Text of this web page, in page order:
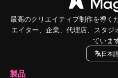
最高のクリエイティブ制作を導く
エイター、企業、代理店、スタ
ていま
日本
製品